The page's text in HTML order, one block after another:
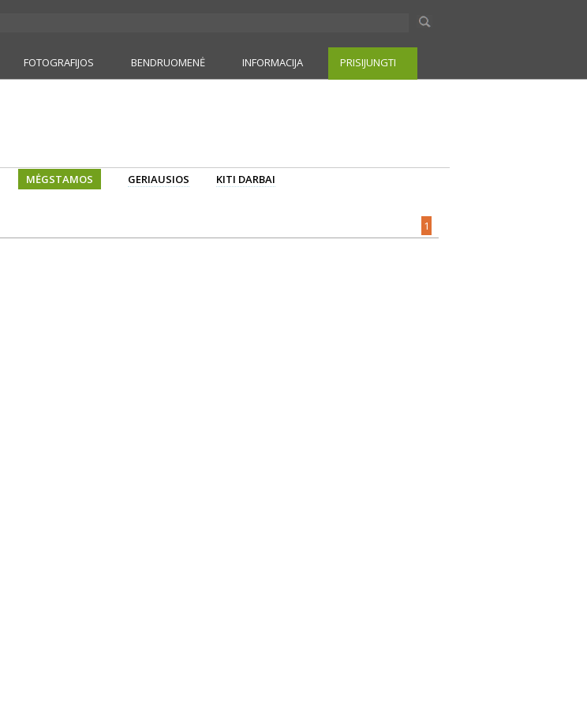
FOTOGRAFIJOS BENDRUOMENĖ INFORMACIJA PRISIJUNGTI
MĖGSTAMOS GERIAUSIOS KITI DARBAI
1